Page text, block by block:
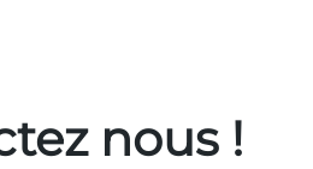
nous !